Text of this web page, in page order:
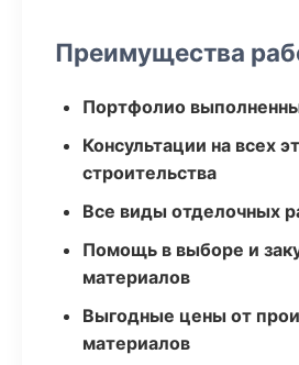
Преимущества
Портфолио
Консультации на всех
строительства
Все виды отделочных
Помощь в выборе и
материалов
Выгодные цены от
материалов